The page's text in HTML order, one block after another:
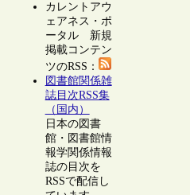
カレントアウ
ェアネス・ポ
ータル 新規
掲載コンテン
ツのRSS：
図書館関係雑
誌目次RSS集
（国内）
日本の図書
館・図書館情
報学関係情報
誌の目次を
RSSで配信し